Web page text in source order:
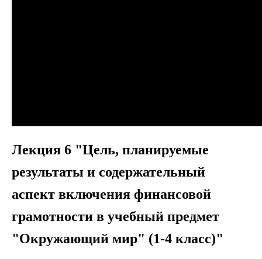
Лекция 6 "Цель, планируемые
результаты и содержательный
аспект включения финансовой
грамотности в учебный предмет
"Окружающий мир" (1-4 класс)"